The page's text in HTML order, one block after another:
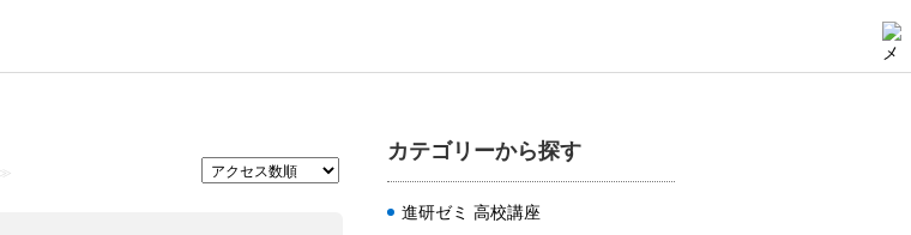
カテゴリーから探す
進研ゼミ 高校講座
≫